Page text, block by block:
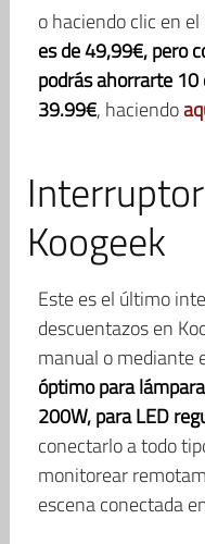
o haciendo clic en
es de 49,99€, pero
podrás ahorrarte
39.99€, haciendo
Koogeek
Este es el último
descuentazos en
manual o mediante
óptimo para
200W, para LED
conectarlo a todo
monitorear
escena conectada